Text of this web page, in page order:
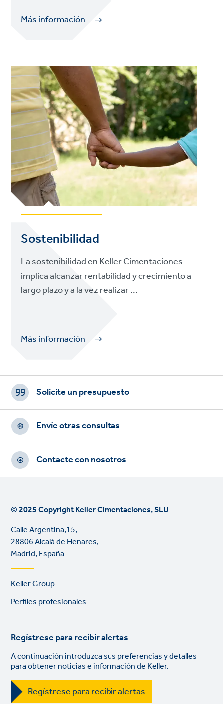
Más información
Sostenibilidad
La sostenibilidad en Keller Cimentaciones
implica alcanzar rentabilidad y crecimiento a
largo plazo y a la vez realizar ...
Más información
Footer
CTAs
Solicite un presupuesto
Envíe otras consultas
Contacte con nosotros
© 2025 Copyright Keller Cimentaciones, SLU
Calle Argentina,15,
28806 Alcalá de Henares,
Madrid, España
Footer
links
Keller Group
Perfiles profesionales
Regístrese para recibir alertas
A continuación introduzca sus preferencias y detalles
para obtener noticias e información de Keller.
Regístrese para recibir alertas